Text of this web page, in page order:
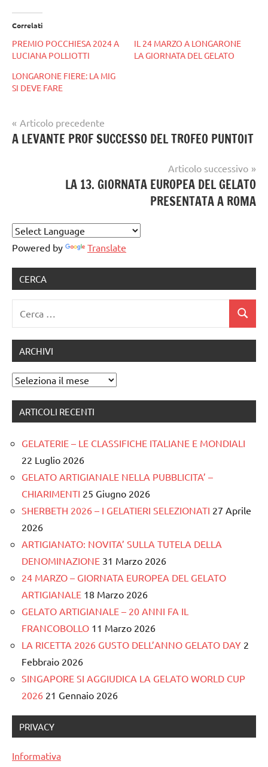
Correlati
PREMIO POCCHIESA 2024 A
LUCIANA POLLIOTTI
IL 24 MARZO A LONGARONE
LA GIORNATA DEL GELATO
LONGARONE FIERE: LA MIG
SI DEVE FARE
gelatieri
gelataio
Navigazione
articoli
Articolo precedente
A LEVANTE PROF SUCCESSO DEL TROFEO PUNTOIT
Articolo successivo
LA 13. GIORNATA EUROPEA DEL GELATO
PRESENTATA A ROMA
Powered by Translate
CERCA
Cerca
ARCHIVI
Archivi
ARTICOLI RECENTI
GELATERIE – LE CLASSIFICHE ITALIANE E MONDIALI
22 Luglio 2026
GELATO ARTIGIANALE NELLA PUBBLICITA’ –
CHIARIMENTI 25 Giugno 2026
SHERBETH 2026 – I GELATIERI SELEZIONATI 27 Aprile
2026
ARTIGIANATO: NOVITA’ SULLA TUTELA DELLA
DENOMINAZIONE 31 Marzo 2026
24 MARZO – GIORNATA EUROPEA DEL GELATO
ARTIGIANALE 18 Marzo 2026
GELATO ARTIGIANALE – 20 ANNI FA IL
FRANCOBOLLO 11 Marzo 2026
LA RICETTA 2026 GUSTO DELL’ANNO GELATO DAY 2
Febbraio 2026
SINGAPORE SI AGGIUDICA LA GELATO WORLD CUP
2026 21 Gennaio 2026
PRIVACY
Informativa